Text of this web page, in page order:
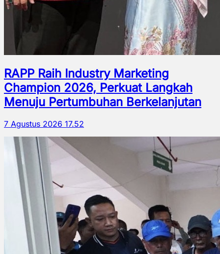
RAPP Raih Industry Marketing
Champion 2026, Perkuat Langkah
Menuju Pertumbuhan Berkelanjutan
7 Agustus 2026 17.52